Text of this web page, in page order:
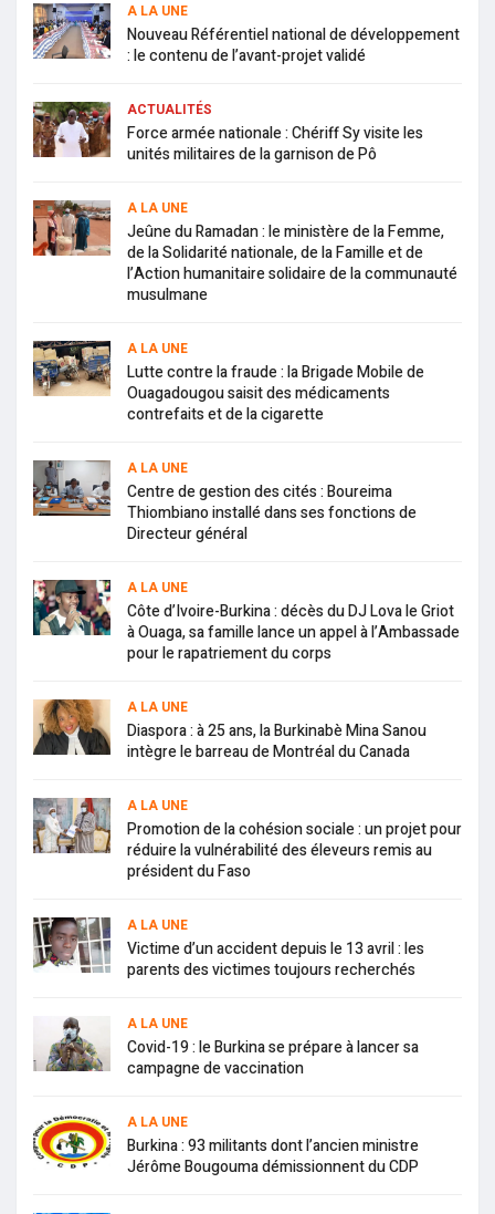
A LA UNE
Nouveau Référentiel national de développement
: le contenu de l’avant-projet validé
ACTUALITÉS
Force armée nationale : Chériff Sy visite les
unités militaires de la garnison de Pô
A LA UNE
Jeûne du Ramadan : le ministère de la Femme,
de la Solidarité nationale, de la Famille et de
l’Action humanitaire solidaire de la communauté
musulmane
A LA UNE
Lutte contre la fraude : la Brigade Mobile de
Ouagadougou saisit des médicaments
contrefaits et de la cigarette
A LA UNE
Centre de gestion des cités : Boureima
Thiombiano installé dans ses fonctions de
Directeur général
A LA UNE
Côte d’Ivoire-Burkina : décès du DJ Lova le Griot
à Ouaga, sa famille lance un appel à l’Ambassade
pour le rapatriement du corps
A LA UNE
Diaspora : à 25 ans, la Burkinabè Mina Sanou
intègre le barreau de Montréal du Canada
A LA UNE
Promotion de la cohésion sociale : un projet pour
réduire la vulnérabilité des éleveurs remis au
président du Faso
A LA UNE
Victime d’un accident depuis le 13 avril : les
parents des victimes toujours recherchés
A LA UNE
Covid-19 : le Burkina se prépare à lancer sa
campagne de vaccination
A LA UNE
Burkina : 93 militants dont l’ancien ministre
Jérôme Bougouma démissionnent du CDP